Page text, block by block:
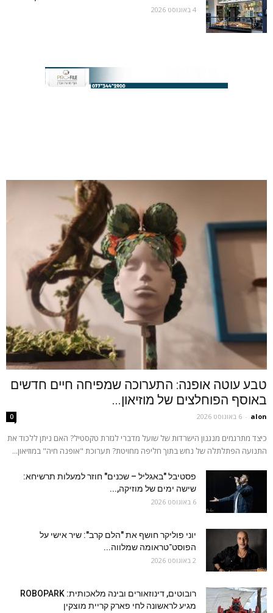
4 באוגוסט 2026
טבע עוטה אופנה: התערוכה שמפיחה חיים חדשים
באוסף הפוחלצים של מוזיאון...
alon
- 6 באוגוסט 2026 0
כיצד מתרגמים מנגנון הישרדות של שועל מדברי לגזרת טקסטיל? האם ניתן ללכוד את
התנועה הפתלתלה של נחש בתוך חליפה מחויטת? תערוכת "אופנה חיה" במוזיאון...
פסטיבל "באגליל – שכנים" חוזר למעלות תרשיחא:
שישה ימים של מוזיקה,...
6 באוגוסט 2026
יוני פוליקר חושף את "הלם קרב": שיר אישי על
הפוסט־טראומה שמלווה...
2 באוגוסט 2026
רובוטים, דינוזאורים ובינה מלאכותית: ROBOPARK
מגיע לראשונה לחי פארק קריית מוצקין